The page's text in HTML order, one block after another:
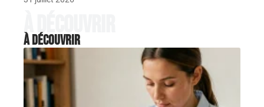
À découvrir
À découvrir